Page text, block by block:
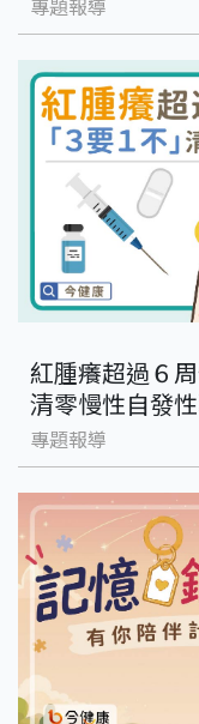
專題報導
紅腫癢超過６
清零慢性自發
專題報導